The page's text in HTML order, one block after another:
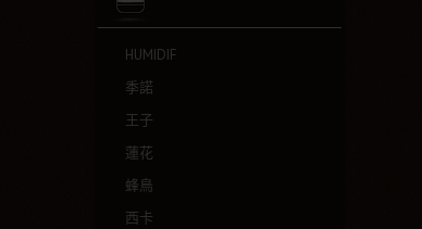
HUMIDIF
季諾
王子
蓮花
蜂鳥
西卡